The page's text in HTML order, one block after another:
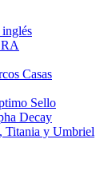
Casas
Sello
Decay
Titania y Umbriel